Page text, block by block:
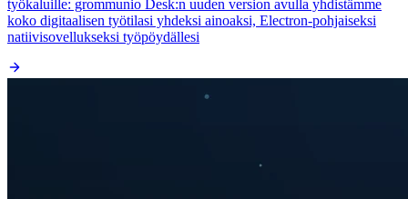
työkaluille: grommunio Desk:n uuden version avulla yhdistämme
koko digitaalisen työtilasi yhdeksi ainoaksi, Electron-pohjaiseksi
natiivisovellukseksi työpöydällesi